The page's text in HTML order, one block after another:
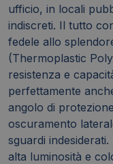
ufficio, in locali
indiscreti. Il tutto
fedele allo
(Thermoplastic
resistenza e
perfettamente
angolo di
oscuramento
sguardi
alta luminosità e